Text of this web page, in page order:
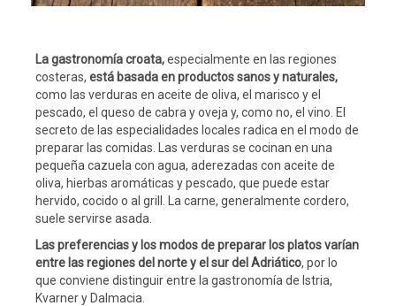
La gastronomía croata,especialmente en las regiones
costeras, está basada en productos sanos y naturales,
como las verduras en aceite de oliva, el marisco y el
pescado, el queso de cabra y oveja y, como no, el vino. El
secreto de las especialidades locales radica en el modo de
preparar las comidas. Las verduras se cocinan en una
pequeña cazuela con agua, aderezadas con aceite de
oliva, hierbas aromáticas y pescado, que puede estar
hervido, cocido o al grill. La carne, generalmente cordero,
suele servirse asada.
Las preferencias y los modos de preparar los platos varían
entre las regiones del norte y el sur del Adriático, por lo
que conviene distinguir entre la gastronomía de Istria,
Kvarner y Dalmacia.